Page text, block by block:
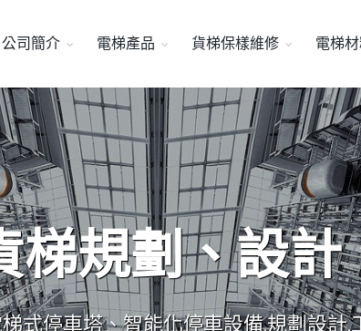
公司簡介 電梯產品 貨梯保樣維修 電梯
梯規劃、設計
式停車塔、智能化停車設備,規劃設計,